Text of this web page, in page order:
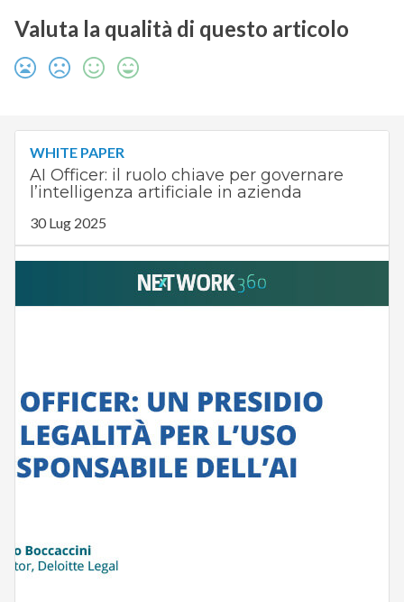
Valuta la qualità di questo articolo
WHITE PAPER
AI Officer: il ruolo chiave per governare
l’intelligenza artificiale in azienda
30 Lug 2025